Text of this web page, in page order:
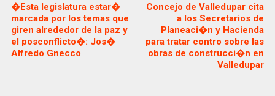
�Esta legislatura estar�
marcada por los temas que
giren alrededor de la paz y
el posconflicto�: Jos�
Alfredo Gnecco
Concejo de Valledupar cita
a los Secretarios de
Planeaci�n y Hacienda
para tratar contro sobre las
obras de construcci�n en
Valledupar